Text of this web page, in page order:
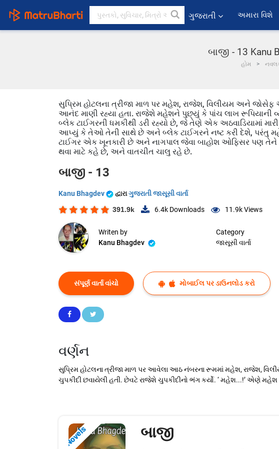
ગુજરાતી અમારા વિશે
બાજી - 13 Kanu
હોમ
સુપ્રિમ હોટલના ત્રીજા માળ પર મહેશ, રાજેશ, વિલીયમ અને
આનંદ માણી રહ્યા હતા. રાજેશે મહેશને પુછ્યું કે પાંચ લાખ રૂપિયાની
બ્લેક ટાઈગરની ધમકીથી ડરી રહ્યો છે, જે તેણે એક અઠવાડિયામાં
આપ્યું કે તેઓ તેની સાથે છે અને બ્લેક ટાઈગરને નષ્ટ કરી દેશે, પરંતુ
ટાઈગર એક ખૂનકારી છે અને નાગપાલ જેવા બાહોશ ઓફિસર પણ તેને
થવા માટે કહે છે, અને વાતચીત ચાલુ રહે છે.
બાજી - 13
Kanu Bhagdev દ્વારાગુજરાતી જાસૂસી વાર્તા
391.9k 6.4k Downloads 11.9kViews
Writen by
Kanu Bhagdev
Category
જાસૂસી વાર્તા
સંપૂર્ણ વાર્તા વાંચો મોબાઈલ પર ડાઉનલોડ કરો
વર્ણન
સુપ્રિમ હોટલના ત્રીજા માળ પર આવેલા આઠ નંબરના રૂમમાં મહેશ, રાજેશ,
ચુપકીદી છવાયેલી હતી. છેવટે રાજેશે ચુપકીદીનો ભંગ કર્યો. ‘ મહેશ...!’ એણે મહેશ
Novels બાજી